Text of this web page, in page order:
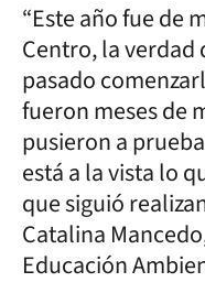
“Este año fue de
Centro, la verdad
pasado
fueron meses de
pusieron a
está a la vista lo
que siguió
Catalina
Educación